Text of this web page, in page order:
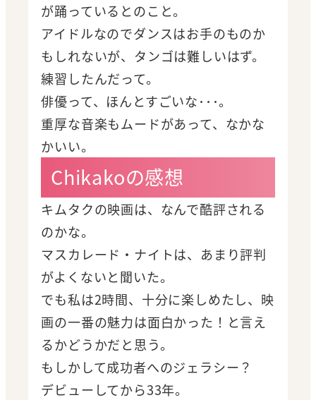
が踊っているとのこと。
アイドルなのでダンスはお手のものか
もしれないが、タンゴは難しいはず。
練習したんだって。
俳優って、ほんとすごいな･･･。
重厚な音楽もムードがあって、なかな
かいい。
Chikakoの感想
キムタクの映画は、なんで酷評される
のかな。
マスカレード・ナイトは、あまり評判
がよくないと聞いた。
でも私は2時間、十分に楽しめたし、映
画の一番の魅力は面白かった！と言え
るかどうかだと思う。
もしかして成功者へのジェラシー？
デビューしてから33年。